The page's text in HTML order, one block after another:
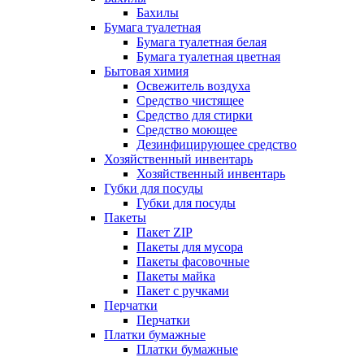
Бахилы
Бумага туалетная
Бумага туалетная белая
Бумага туалетная цветная
Бытовая химия
Освежитель воздуха
Средство чистящее
Средство для стирки
Средство моющее
Дезинфицирующее средство
Хозяйственный инвентарь
Хозяйственный инвентарь
Губки для посуды
Губки для посуды
Пакеты
Пакет ZIP
Пакеты для мусора
Пакеты фасовочные
Пакеты майка
Пакет с ручками
Перчатки
Перчатки
Платки бумажные
Платки бумажные